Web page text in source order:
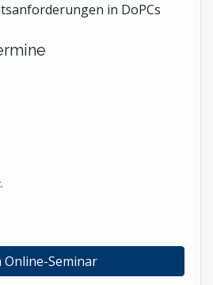
in DoPCs
Online-Seminar